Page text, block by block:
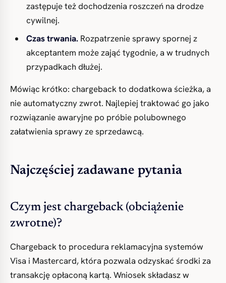
zastępuje też dochodzenia roszczeń na drodze
cywilnej.
Czas trwania. Rozpatrzenie sprawy spornej z
akceptantem może zająć tygodnie, a w trudnych
przypadkach dłużej.
Mówiąc krótko: chargeback to dodatkowa ścieżka, a
nie automatyczny zwrot. Najlepiej traktować go jako
rozwiązanie awaryjne po próbie polubownego
załatwienia sprawy ze sprzedawcą.
Najczęściej zadawane pytania
Czym jest chargeback (obciążenie
zwrotne)?
Chargeback to procedura reklamacyjna systemów
Visa i Mastercard, która pozwala odzyskać środki za
transakcję opłaconą kartą. Wniosek składasz w